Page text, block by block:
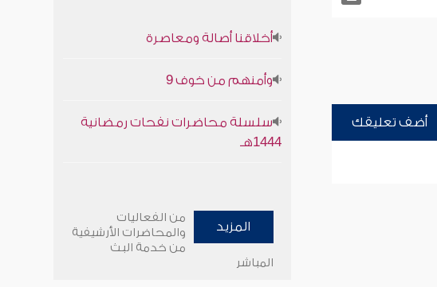
أضف تعليقك
أخلاقنا أصالة ومعاصرة
وأمنهم من خوف 9
سلسلة محاضرات نفحات رمضانية
1444هـ
المزيد
من الفعاليات
والمحاضرات الأرشيفية
من خدمة البث
المباشر